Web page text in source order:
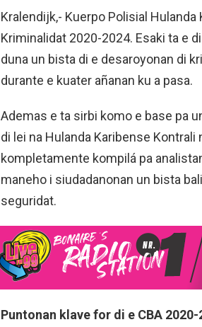
Kralendijk,- Kuerpo Polisial
Kriminalidat 2020-2024. Esaki ta e
duna un bista di e desaroyonan di
durante e kuater añanan ku a pasa.
Ademas e ta sirbi komo e base pa
di lei na Hulanda Karibense
kompletamente kompilá pa
maneho i siudadanonan un bista
seguridat.
Puntonan klave for di e CBA 2020-